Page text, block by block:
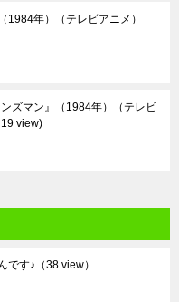
1984年）（テレビアニメ）
ンズマン』（1984年）（テレビ
view
です♪ （38 view）